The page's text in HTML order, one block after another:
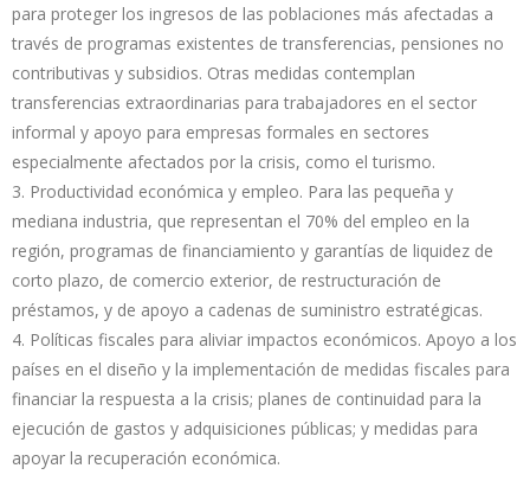
para proteger los ingresos de las poblaciones más afectadas a
través de programas existentes de transferencias, pensiones no
contributivas y subsidios. Otras medidas contemplan
transferencias extraordinarias para trabajadores en el sector
informal y apoyo para empresas formales en sectores
especialmente afectados por la crisis, como el turismo.
3. Productividad económica y empleo. Para las pequeña y
mediana industria, que representan el 70% del empleo en la
región, programas de financiamiento y garantías de liquidez de
corto plazo, de comercio exterior, de restructuración de
préstamos, y de apoyo a cadenas de suministro estratégicas.
4. Políticas fiscales para aliviar impactos económicos. Apoyo a los
países en el diseño y la implementación de medidas fiscales para
financiar la respuesta a la crisis; planes de continuidad para la
ejecución de gastos y adquisiciones públicas; y medidas para
apoyar la recuperación económica.